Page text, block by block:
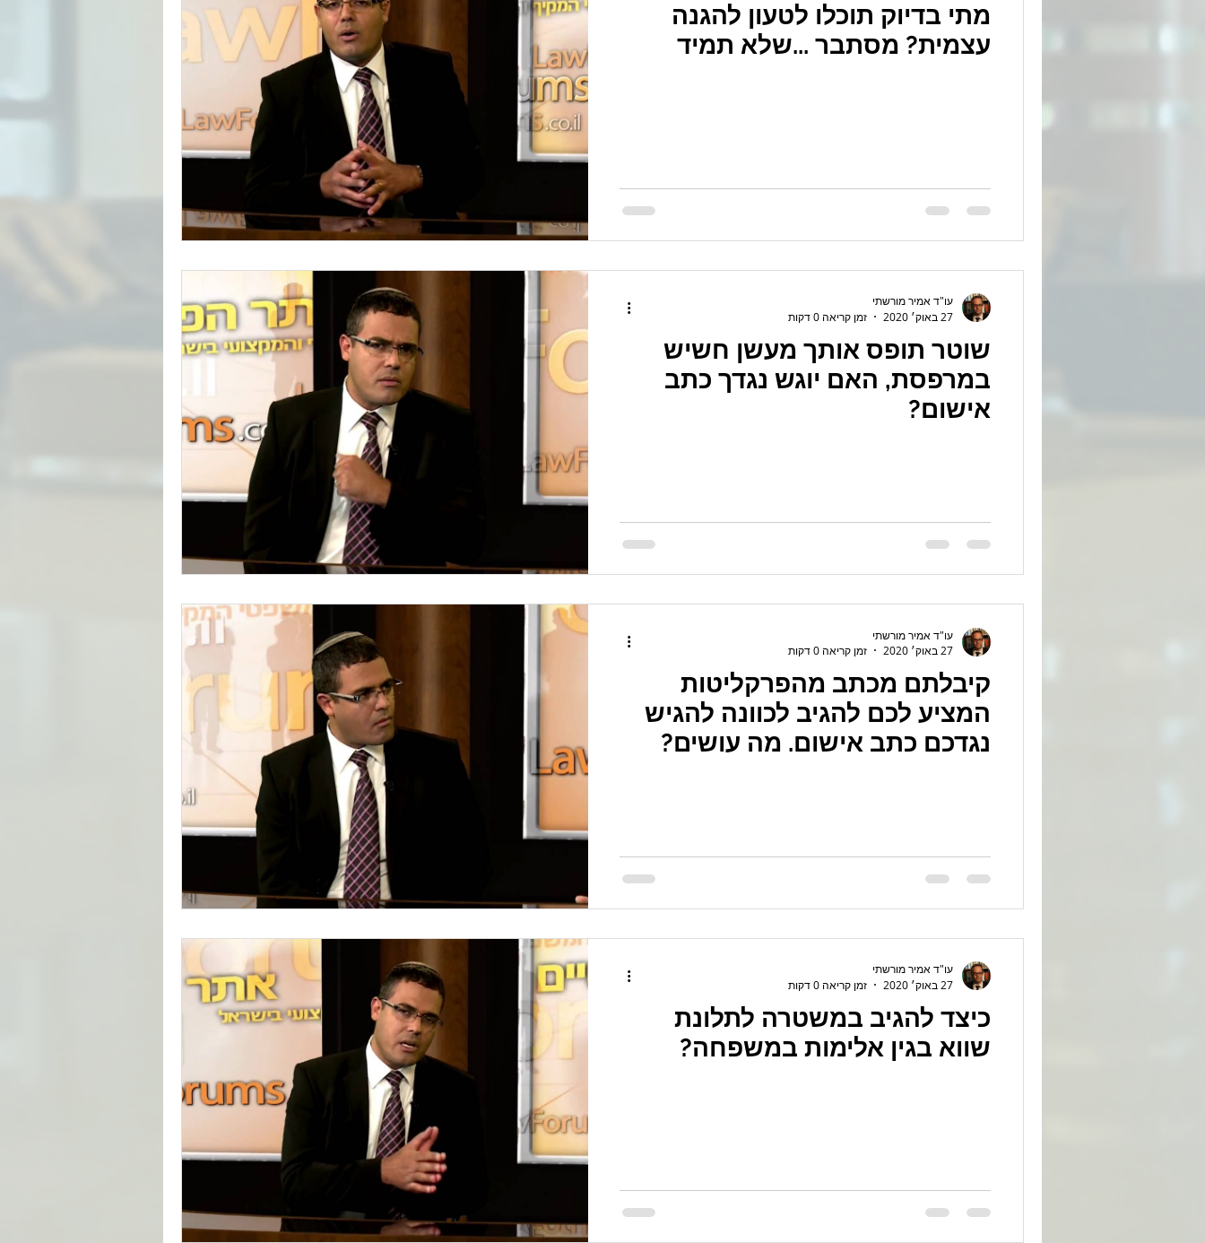
מתי בדיוק תוכלו לטעון להגנה
עצמית? מסתבר ...שלא תמיד
שוטר תופס אותך מעשן חשיש
במרפסת, האם יוגש נגדך כתב
אישום?
עו"ד אמיר מורשתי
27 באוק׳ 2020
זמן קריאה 0 דקות
קיבלתם מכתב מהפרקליטות
המציע לכם להגיב לכוונה להגיש
נגדכם כתב אישום. מה עושים?
עו"ד אמיר מורשתי
27 באוק׳ 2020
זמן קריאה 0 דקות
כיצד להגיב במשטרה לתלונת
שווא בגין אלימות במשפחה?
עו"ד אמיר מורשתי
27 באוק׳ 2020
זמן קריאה 0 דקות